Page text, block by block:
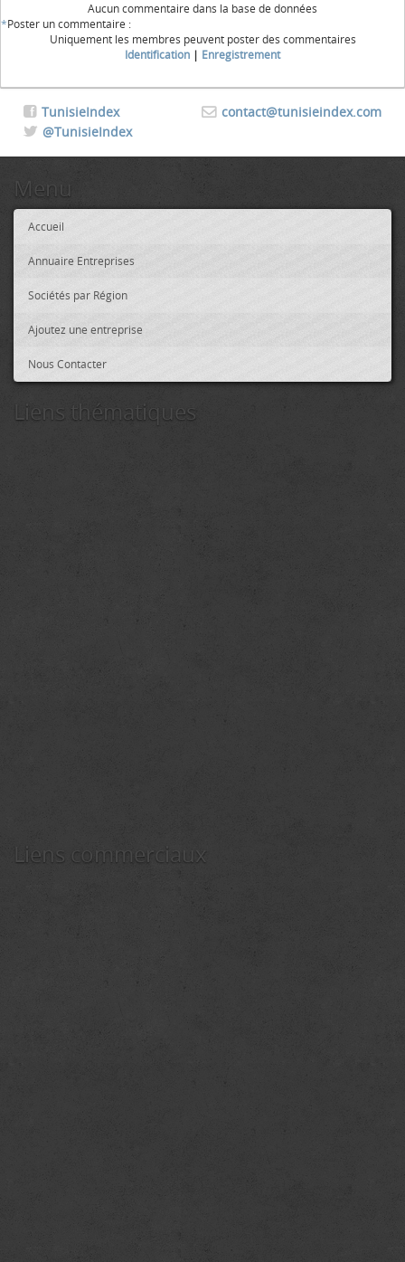
Aucun commentaire dans la base de données
*Poster un commentaire :
Uniquement les membres peuvent poster des commentaires
Identification | Enregistrement
contact@tunisieindex.com
TunisieIndex
@TunisieIndex
Menu
Accueil
Annuaire Entreprises
Sociétés par Région
Ajoutez une entreprise
Nous Contacter
Liens thématiques
Liens commerciaux